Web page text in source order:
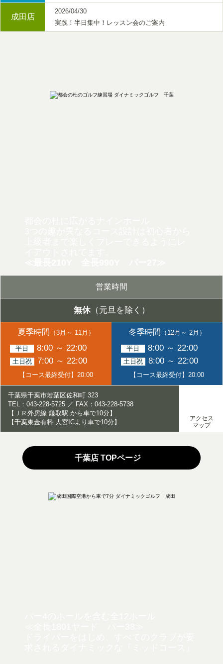
成田店
2026/04/30
実践！半日集中！レッスン会のご案内
営業時間
無休（元旦を除く）
夏季時間 （3月～ 11月）
平日 8:00 ～ 22:00
土日祝 7:00 ～ 22:00
【コース最終受付】20:00
冬季時間 （12月～ 2月）
平日 8:00 ～ 22:00
土日祝 8:00 ～ 22:00
【コース最終受付】20:00
千葉県千葉市若葉区佐和町 323
TEL：043-228-5725 ／ FAX：043-228-5738
【ＪＲ外房線 鎌取駅 から車で10分】
【千葉東金有料 大宮ICより車で10分】
アクセス
マップ
千葉店 TOPページ